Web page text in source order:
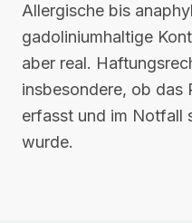
Allergische bis
gadoliniumhaltige
aber real.
insbesondere, ob das
erfasst und im Notfall
wurde.